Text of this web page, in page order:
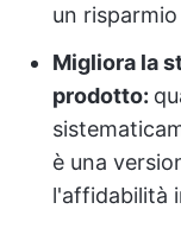
un
Migliora la
prodotto:
è una
l'affidabilità